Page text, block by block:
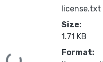
license.txt
Size:
1.71 KB
Format: